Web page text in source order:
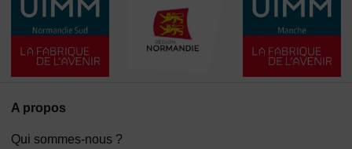
A propos
Qui sommes-nous ?